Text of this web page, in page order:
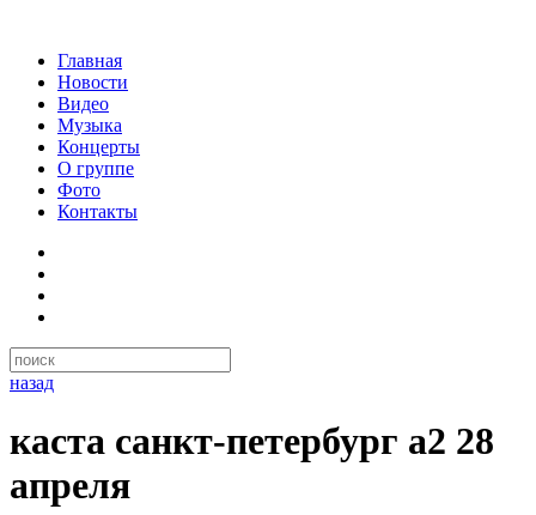
Главная
Новости
Видео
Музыка
Концерты
О группе
Фото
Контакты
назад
каста санкт-петербург а2 28
апреля